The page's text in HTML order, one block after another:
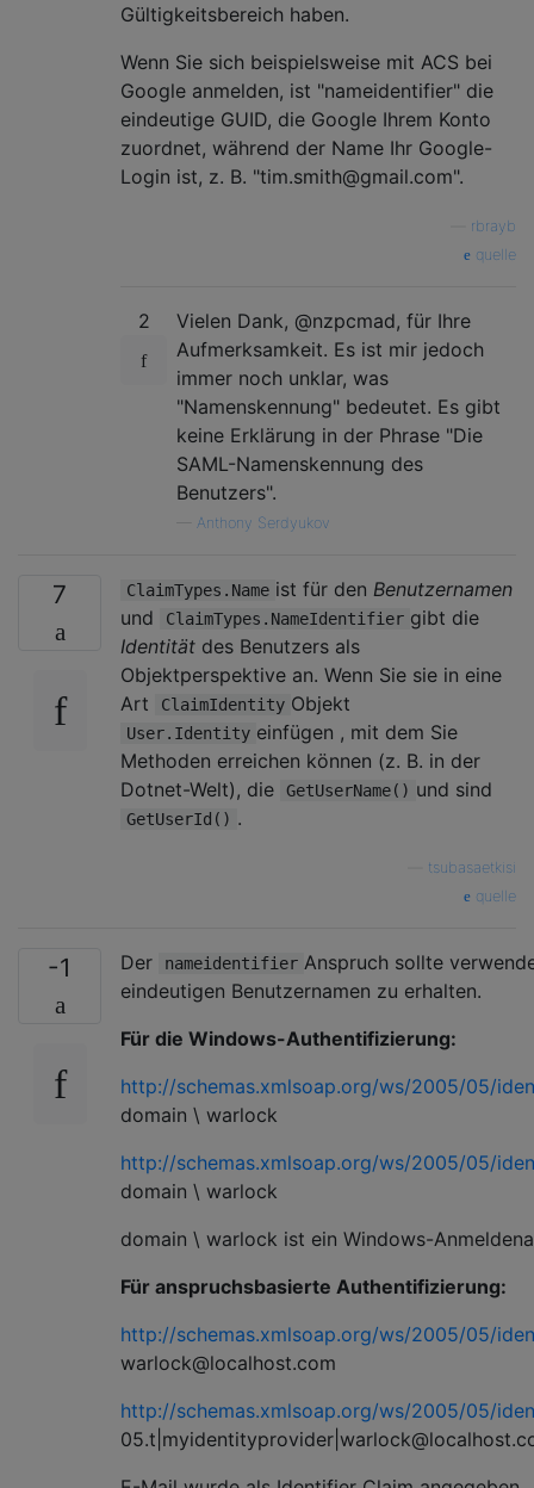
Gültigkeitsbereich haben.
Wenn Sie sich beispielsweise mit ACS bei
Google anmelden, ist "nameidentifier" die
eindeutige GUID, die Google Ihrem Konto
zuordnet, während der Name Ihr Google-
Login ist, z. B. "tim.smith@gmail.com".
rbrayb
quelle
2
Vielen Dank, @nzpcmad, für Ihre
Aufmerksamkeit. Es ist mir jedoch
immer noch unklar, was
"Namenskennung" bedeutet. Es gibt
keine Erklärung in der Phrase "Die
SAML-Namenskennung des
Benutzers".
Anthony Serdyukov
7 ClaimTypes.Name ist für den Benutzernamen
und
ClaimTypes.NameIdentifier gibt die
Identität des Benutzers als
Objektperspektive an. Wenn Sie sie in eine
Art
ClaimIdentity Objekt
User.Identity einfügen , mit dem Sie
Methoden erreichen können (z. B. in der
Dotnet-Welt), die
GetUserName() und sind
GetUserId() .
tsubasaetkisi
quelle
-1 Der nameidentifier Anspruch sollte
eindeutigen Benutzernamen zu erhalten.
Für die Windows-Authentifizierung:
http://schemas.xmlsoap.org/ws/2005/05/
domain \ warlock
http://schemas.xmlsoap.org/ws/2005/05/
domain \ warlock
domain \ warlock ist ein Windows-
Für anspruchsbasierte Authentifizierung:
http://schemas.xmlsoap.org/ws/2005/05/
warlock@localhost.com
http://schemas.xmlsoap.org/ws/2005/05/